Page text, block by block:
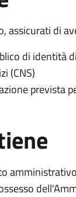
assicurati di
di identità
(CNS)
prevista